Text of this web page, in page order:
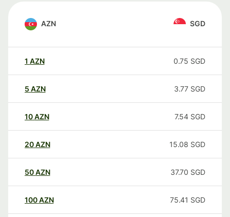
AZN SGD
1 AZN 0.75 SGD
5 AZN 3.77 SGD
10AZN 7.54 SGD
20AZN 15.08 SGD
50AZN 37.70 SGD
100AZN 75.41 SGD